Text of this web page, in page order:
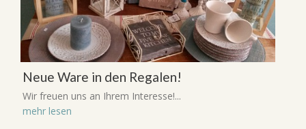
Neue Ware in den Regalen!
Wir freuen uns an Ihrem Interesse!...
mehr lesen